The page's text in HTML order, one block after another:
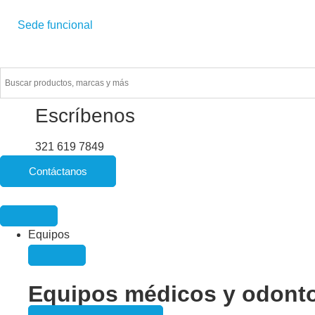
Financiamiento
Sede funcional
Escríbenos
321 619 7849
Contáctanos
Equipos
Equipos médicos y